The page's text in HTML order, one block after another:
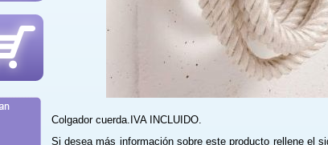
Colgador cuerda.IVA INCLUIDO.
Si desea más información sobre este producto rellene el